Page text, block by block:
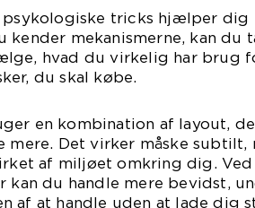
tricks hjælper dig
kender mekanismerne, kan du
hvad du virkelig har brug
du skal købe.
en kombination af layout,
Det virker måske subtilt,
af miljøet omkring dig.
kan du handle mere bevidst,
af at handle uden at lade dig